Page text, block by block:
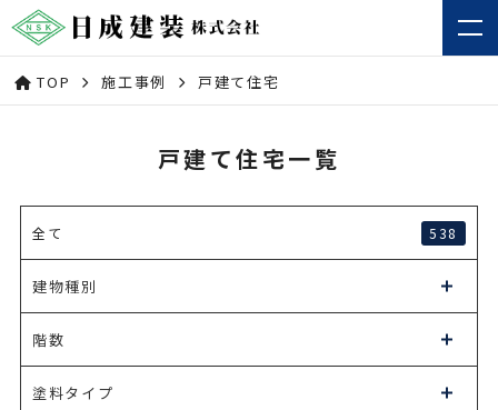
TOP 施工事例 戸建て住宅
戸建て住宅一覧
全て 538
建物種別
階数
塗料タイプ